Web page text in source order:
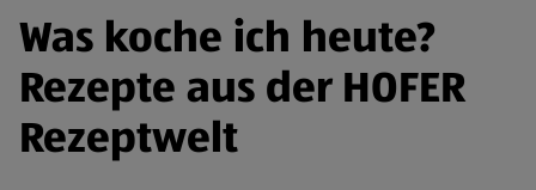
Was koche ich heute?
Rezepte aus der HOFER
Rezeptwelt